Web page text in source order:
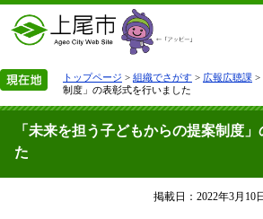
トップページ > 組織でさがす > 広報広聴課 >
制度」の表彰式を行いました
「未来を担う子どもからの提案制度
た
掲載日：2022年3月10